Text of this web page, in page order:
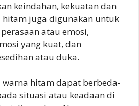
keindahan, kekuatan dan
hitam juga digunakan untuk
atau emosi,
yang kuat, dan
atau duka.
warna hitam dapat berbeda-
situasi atau keadaan di